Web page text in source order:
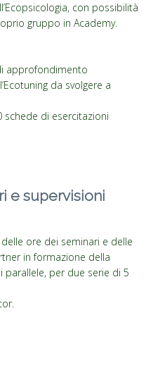
con possibilità
gruppo in Academy.
approfondimento
da svolgere a
schede di esercitazioni
e supervisioni
ore dei seminari e delle
in formazione della
parallele, per due serie di 5